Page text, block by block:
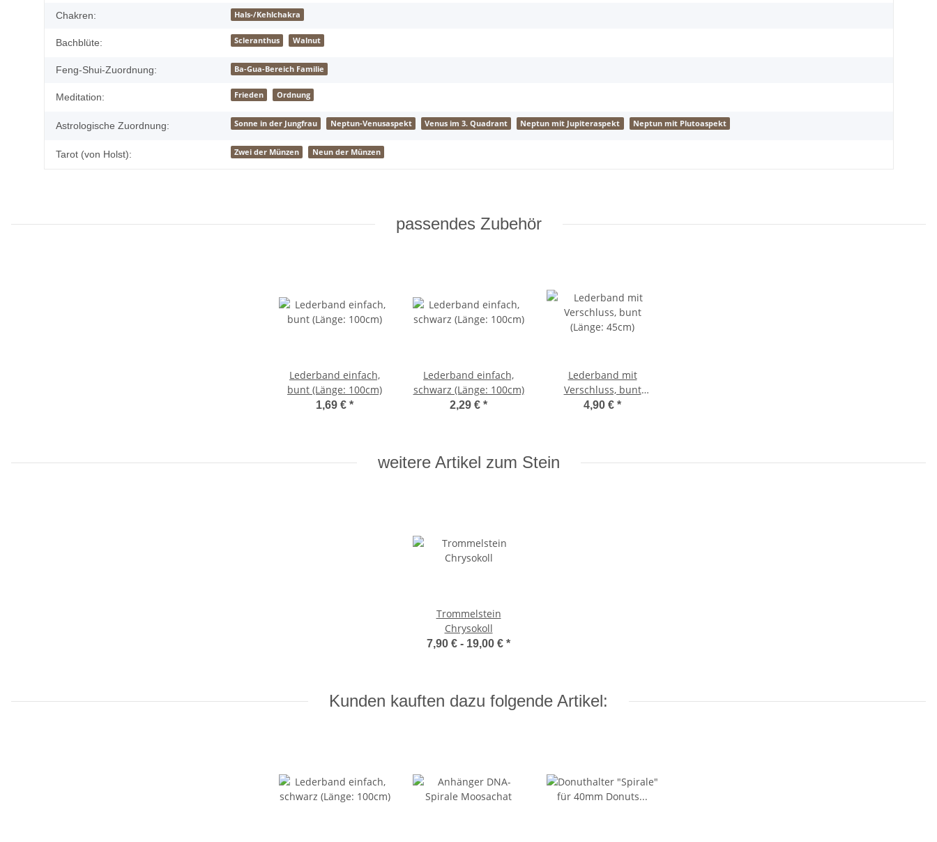
Chakren: Hals-/Kehlchakra
Bachblüte: Scleranthus Walnut
Feng-Shui-Zuordnung: Ba-Gua-Bereich Familie
Meditation: Frieden Ordnung
Astrologische Zuordnung: Sonne in der Jungfrau Neptun-Venusaspekt Venus im 3. Quadrant Neptun mit Jupiteraspekt Neptun mit Plutoaspekt
Tarot (von Holst): Zwei der Münzen Neun der Münzen
passendes Zubehör
Lederband einfach,
bunt (Länge: 100cm)
1,69 € *
Lederband einfach,
schwarz (Länge: 100cm)
2,29 € *
Lederband mit
Verschluss, bunt
(Länge: 45cm)
4,90 € *
weitere Artikel zum Stein
Trommelstein
Chrysokoll
7,90 € - 19,00 € *
Kunden kauften dazu folgende Artikel: